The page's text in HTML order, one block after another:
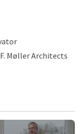
Møller Architects